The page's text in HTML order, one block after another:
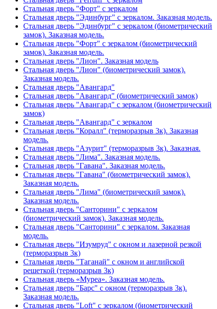
Стальная дверь "Форт" с зеркалом
Стальная дверь "Эдинбург" с зеркалом. Заказная модель.
Стальная дверь "Эдинбург" с зеркалом (биометрический
замок). Заказная модель.
Стальная дверь "Форт" с зеркалом (биометрический
замок). Заказная модель.
Стальная дверь "Лион". Заказная модель
Стальная дверь "Лион" (биометрический замок).
Заказная модель.
Стальная дверь "Авангард"
Стальная дверь "Авангард" (биометрический замок)
Стальная дверь "Авангард" с зеркалом (биометрический
замок)
Стальная дверь "Авангард" с зеркалом
Стальная дверь "Коралл" (терморазрыв 3к). Заказная
модель.
Стальная дверь "Азурит" (терморазрыв 3к). Заказная.
Стальная дверь "Лима". Заказная модель.
Стальная дверь "Гавана". Заказная модель.
Стальная дверь "Гавана" (биометрический замок).
Заказная модель.
Стальная дверь "Лима" (биометрический замок).
Заказная модель.
Стальная дверь "Санторини" с зеркалом
(биометрический замок). Заказная модель.
Стальная дверь "Санторини" с зеркалом. Заказная
модель.
Стальная дверь "Изумруд" с окном и лазерной резкой
(терморазрыв 3к)
Стальная дверь "Таганай" с окном и английской
решеткой (терморазрыв 3к)
Стальная дверь «Муреа». Заказная модель.
Стальная дверь "Барс" с окном (терморазрыв 3к).
Заказная модель.
Стальная дверь "Loft" с зеркалом (биометрический